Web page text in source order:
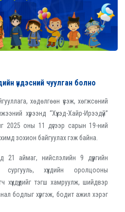
үндэсний чуулган болно
хөдөлгөөн үүсэж, хөгжсөний
хүрээнд “Хүүхэд-Хайр-Ирээдүй”
2025 оны 11 дүгээр сарын 19-ний
зохион байгуулах гэж байна.
21 аймаг, нийслэлийн 9 дүүргийн
хүүхдийн оролцооны
хүүхдүүдийг тэгш хамруулж, шийдвэр
бодлыг хүргэж, бодит ажил хэрэг